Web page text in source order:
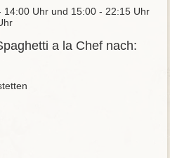
14:00 Uhr und 15:00 - 22:15 Uhr
a la Chef nach: